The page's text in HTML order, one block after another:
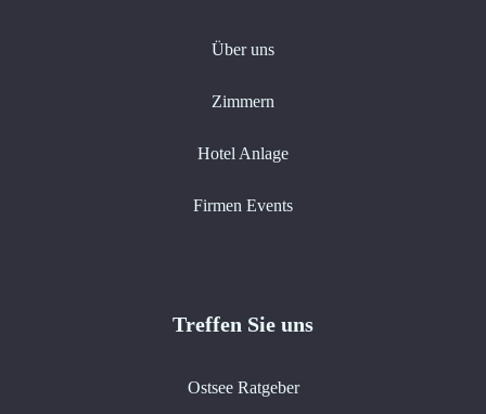
Über uns
Zimmern
Hotel Anlage
Firmen Events
Treffen Sie uns
Ostsee Ratgeber